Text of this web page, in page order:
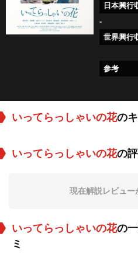
日本興行
-
世界興行
参考
いってらっしゃいの花の
いってらっしゃいの花の
現在解説レビュー
いってらっしゃいの花の
ミ